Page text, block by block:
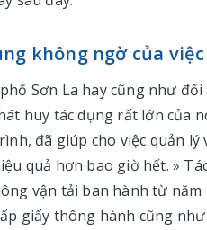
không ngờ của
Sơn La hay cũng như
huy tác dụng rất lớn của
đã giúp cho việc quản
quả hơn bao giờ hết. »
vận tải ban hành từ
giấy thông hành cũng